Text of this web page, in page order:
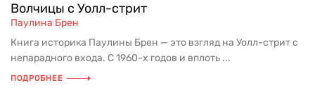
Волчицы с Уолл-стрит
Паулина Брен
Книга историка Паулины Брен — это взгляд на Уолл-стрит с
непарадного входа. С 1960-х годов и вплоть ...
ПОДРОБНЕЕ